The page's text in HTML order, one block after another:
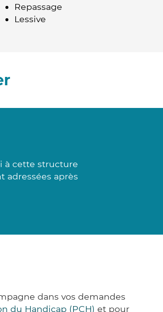
Repassage
Lessive
à cette structure
adressées après
dans vos demandes
du Handicap (PCH) et pour